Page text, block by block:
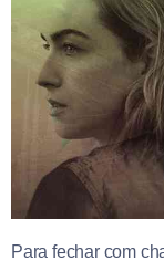
Para fechar com